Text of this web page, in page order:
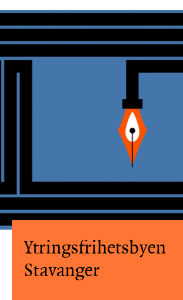
Ytringsfrihetsbyen
Stavanger